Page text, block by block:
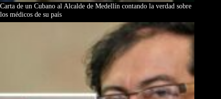
Carta de un Cubano al Alcalde de Medellín contando la verdad sobre
los médicos de su país